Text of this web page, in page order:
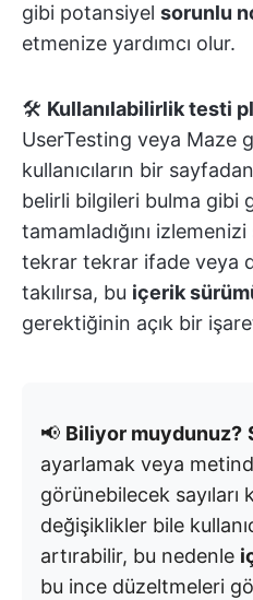
gibi potansiyel sorunlu
etmenize yardımcı olur.
🛠️ Kullanılabilirlik testi
UserTesting veya Maze
kullanıcıların bir
belirli bilgileri bulma gibi
tamamladığını izlemenizi
tekrar tekrar ifade veya
takılırsa, bu içerik
gerektiğinin açık bir
📢 Biliyor muydunuz?
ayarlamak veya
görünebilecek sayıları
değişiklikler bile
artırabilir, bu nedenle
bu ince düzeltmeleri